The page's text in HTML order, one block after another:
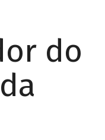
do